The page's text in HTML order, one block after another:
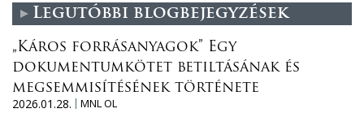
Legutóbbi blogbejegyzések
„Káros forrásanyagok” Egy
dokumentumkötet betiltásának és
megsemmisítésének története
2026.01.28.
MNL OL